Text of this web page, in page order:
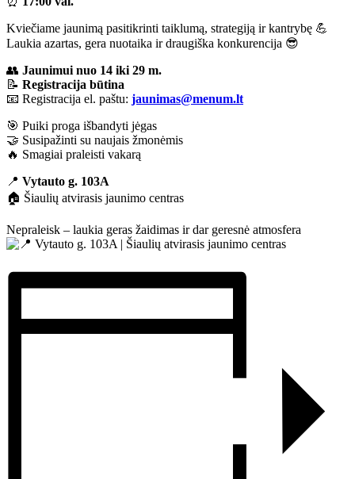
Kviečiame jaunimą pasitikrinti taiklumą, strategiją ir kantrybę 💪
Laukia azartas, gera nuotaika ir draugiška konkurencija 😎
👥 Jaunimui nuo 14 iki 29 m.
📝 Registracija būtina
📧 Registracija el. paštu: jaunimas@menum.lt
🎯 Puiki proga išbandyti jėgas
🤝 Susipažinti su naujais žmonėmis
🔥 Smagiai praleisti vakarą
📍 Vytauto g. 103A
🏠 Šiaulių atvirasis jaunimo centras
Nepraleisk – laukia geras žaidimas ir dar geresnė atmosfera
Vytauto g. 103A | Šiaulių atvirasis jaunimo centras